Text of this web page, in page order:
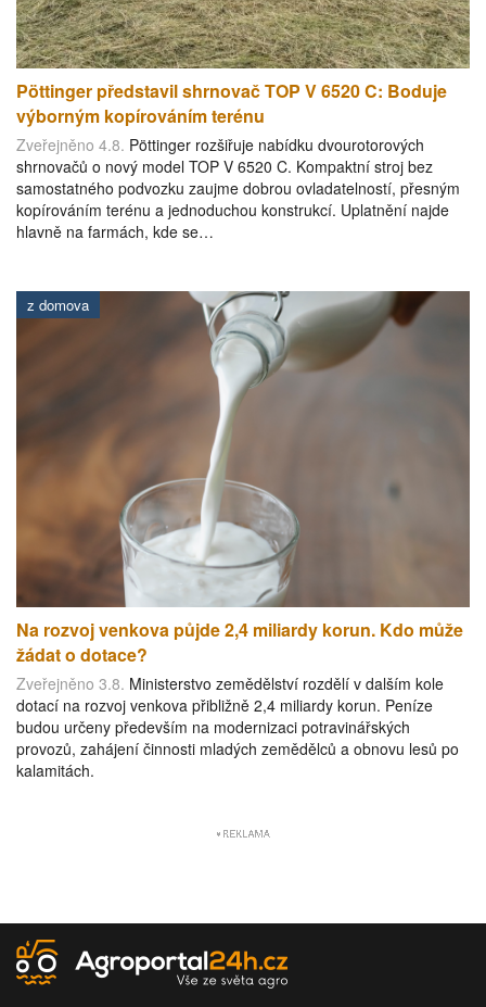
Pöttinger představil shrnovač TOP V 6520 C: Boduje
výborným kopírováním terénu
Zveřejněno 4.8. Pöttinger rozšiřuje nabídku dvourotorových
shrnovačů o nový model TOP V 6520 C. Kompaktní stroj bez
samostatného podvozku zaujme dobrou ovladatelností, přesným
kopírováním terénu a jednoduchou konstrukcí. Uplatnění najde
hlavně na farmách, kde se…
z domova
Na rozvoj venkova půjde 2,4 miliardy korun. Kdo může
žádat o dotace?
Zveřejněno 3.8. Ministerstvo zemědělství rozdělí v dalším kole
dotací na rozvoj venkova přibližně 2,4 miliardy korun. Peníze
budou určeny především na modernizaci potravinářských
provozů, zahájení činnosti mladých zemědělců a obnovu lesů po
kalamitách.